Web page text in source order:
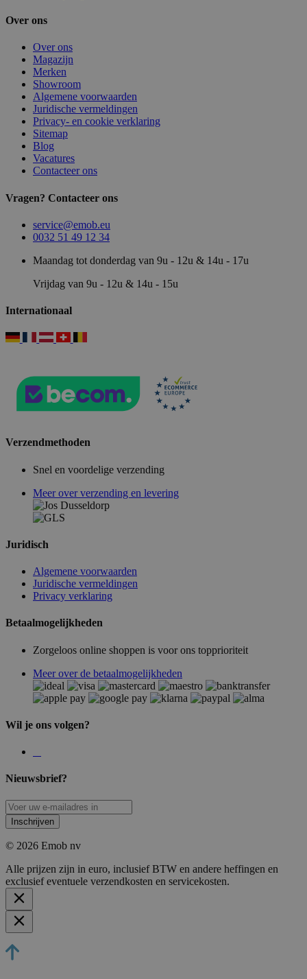
Over ons
Over ons
Magazijn
Merken
Showroom
Algemene voorwaarden
Juridische vermeldingen
Privacy- en cookie verklaring
Sitemap
Blog
Vacatures
Contacteer ons
Vragen? Contacteer ons
service@emob.eu
0032 51 49 12 34
Maandag tot donderdag van 9u - 12u & 14u - 17u
Vrijdag van 9u - 12u & 14u - 15u
Internationaal
Verzendmethoden
Snel en voordelige verzending
Meer over verzending en levering
Juridisch
Algemene voorwaarden
Juridische vermeldingen
Privacy verklaring
Betaalmogelijkheden
Zorgeloos online shoppen is voor ons topprioriteit
Meer over de betaalmogelijkheden
Wil je ons volgen?
Nieuwsbrief?
Inschrijven
© 2026 Emob nv
Alle prijzen zijn in euro, inclusief BTW en andere heffingen en
exclusief eventuele verzendkosten en servicekosten.